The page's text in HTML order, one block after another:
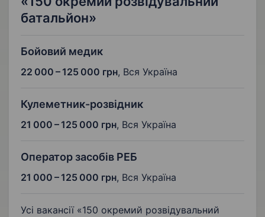
батальйон»
Бойовий медик
22 000 – 125 000 грн, Вся Україна
Кулеметник-розвідник
21 000 – 125 000 грн, Вся Україна
Оператор засобів РЕБ
21 000 – 125 000 грн, Вся Україна
Усі вакансії «150 окремий розвідувальний